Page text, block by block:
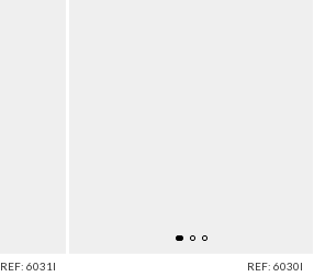
REF: 6031I REF: 6030I